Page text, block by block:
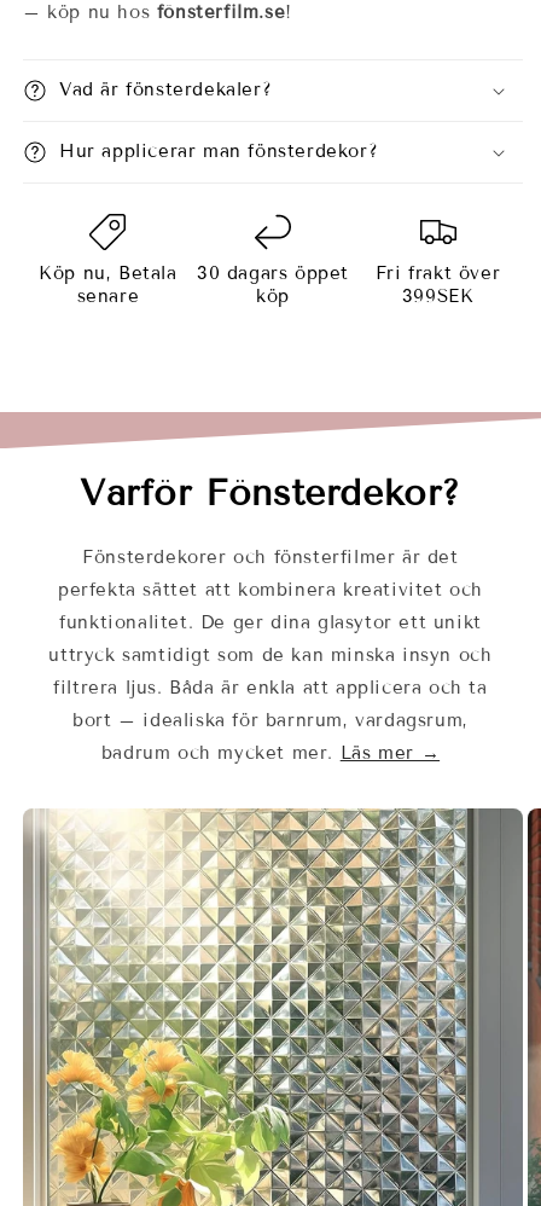
– köp nu hos fönsterfilm.se!
Vad är fönsterdekaler?
Hur applicerar man fönsterdekor?
Köp nu, Betala
senare
30 dagars öppet
köp
Fri frakt över
399SEK
Varför Fönsterdekor?
Fönsterdekorer och fönsterfilmer är det
perfekta sättet att kombinera kreativitet och
funktionalitet. De ger dina glasytor ett unikt
uttryck samtidigt som de kan minska insyn och
filtrera ljus. Båda är enkla att applicera och ta
bort – idealiska för barnrum, vardagsrum,
badrum och mycket mer. Läs mer →